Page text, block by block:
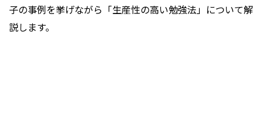
子の事例を挙げながら「生産性の高い勉強法」について解
説します。